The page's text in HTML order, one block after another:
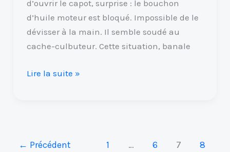
d’ouvrir le capot, surprise : le bouchon
d’huile moteur est bloqué. Impossible de le
dévisser à la main. Il semble soudé au
cache-culbuteur. Cette situation, banale
Lire la suite »
← Précédent 1 … 6 7 8